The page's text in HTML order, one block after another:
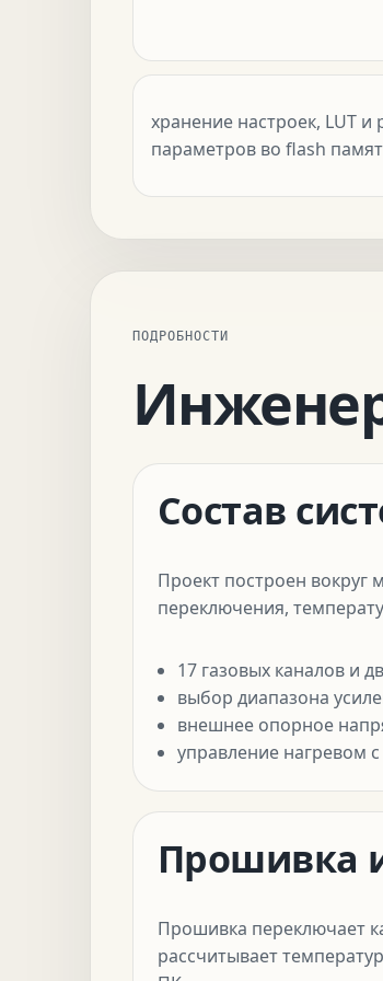
хранение настроек, LUT и
параметров во flash
ПОДРОБНОСТИ
Состав
Проект построен вокруг
переключения,
17 газовых каналов и
выбор диапазона
внешнее опорное
управление нагревом
Прошивка
Прошивка переключает
рассчитывает